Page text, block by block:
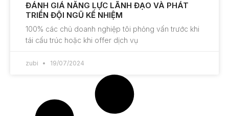
ĐÁNH GIÁ NĂNG LỰC LÃNH ĐẠO VÀ PHÁT
TRIỂN ĐỘI NGŨ KẾ NHIỆM
100% các chủ doanh nghiệp tôi phỏng vấn trước khi
tái cấu trúc hoặc khi offer dịch vụ
zubi 19/07/2024